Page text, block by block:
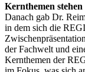
Kernthemen
Danach gab Dr.
in dem sich die
der Fachwelt und
Kernthemen der